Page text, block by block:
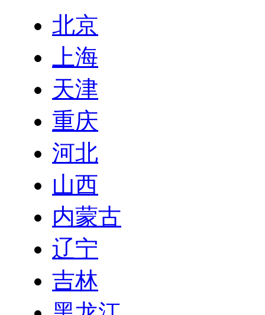
北京
上海
天津
重庆
河北
山西
内蒙古
辽宁
吉林